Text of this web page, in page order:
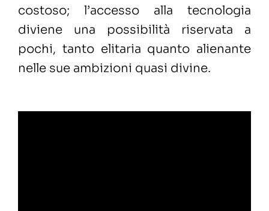
costoso; l’accesso alla tecnologia
diviene una possibilità riservata a
pochi, tanto elitaria quanto alienante
nelle sue ambizioni quasi divine.